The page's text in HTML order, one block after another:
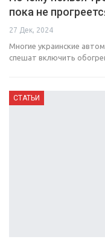
пока не
27 Дек, 2024
Многие украинские
спешат включить
СТАТЬИ